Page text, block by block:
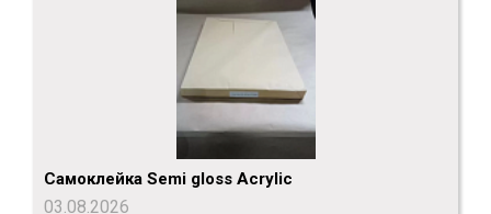
Самоклейка Semi gloss Acrylic
03.08.2026